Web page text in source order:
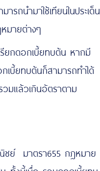
รถนำมาใช้เทียนในประเด็น
มายต่างๆ
ยกดอกเบี้ยทบต้น หากมี
เบี้ยทบต้นก็สามารถทำได้
วมแล้วเกินอัตราตาม
ชย์ มาตรา655 กฎหมาย